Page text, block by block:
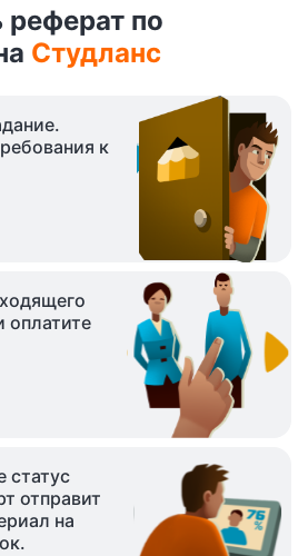
реферат по
Студланс
к
оплатите
статус
отправит
на